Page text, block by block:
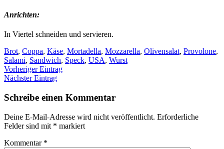
Anrichten:
In Viertel schneiden und servieren.
Brot, Coppa, Käse, Mortadella, Mozzarella, Olivensalat, Provolone,
Salami, Sandwich, Speck, USA, Wurst
Vorheriger Eintrag
Nächster Eintrag
Schreibe einen Kommentar
Deine E-Mail-Adresse wird nicht veröffentlicht. Erforderliche
Felder sind mit * markiert
Kommentar *